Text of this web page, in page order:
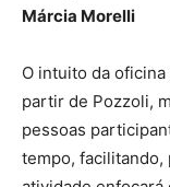
Márcia Morelli
O intuito da
partir de Pozzoli,
pessoas
tempo, facilitando,